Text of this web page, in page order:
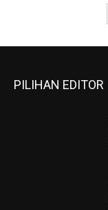
PILIHAN EDITOR